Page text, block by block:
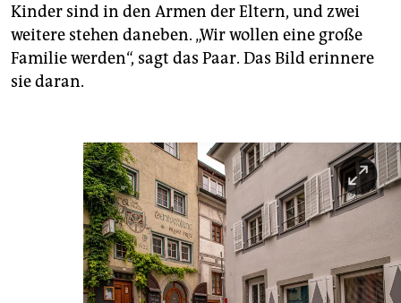
Kinder sind in den Armen der Eltern, und zwei
weitere stehen daneben. „Wir wollen eine große
Familie werden“, sagt das Paar. Das Bild erinnere
sie daran.